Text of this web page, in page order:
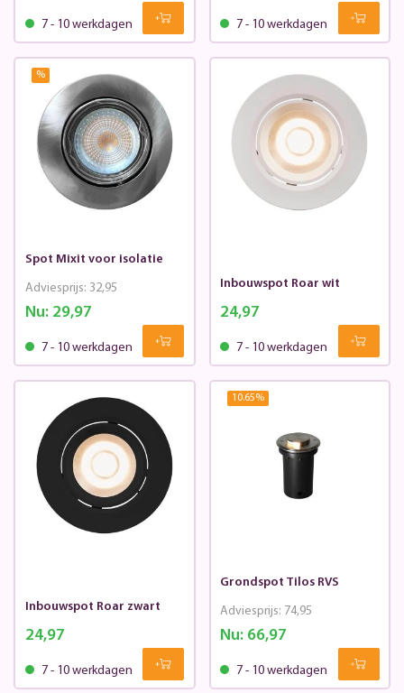
7 - 10 werkdagen 7 - 10 werkdagen
%
Spot Mixit voor isolatie
Nu:29,97
Adviesprijs: 32,95
7 - 10 werkdagen
Inbouwspot Roar wit
24,97
7 - 10 werkdagen
Inbouwspot Roar zwart
24,97
7 - 10 werkdagen
10.65%
Grondspot Tilos RVS
Nu: 66,97
Adviesprijs: 74,95
7 - 10 werkdagen